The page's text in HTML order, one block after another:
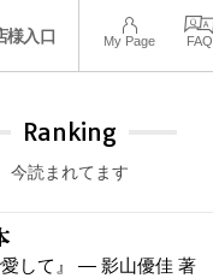
様入口 My Page FAQ
Ranking
今読まれてます
愛して』 — 影山優佳 著